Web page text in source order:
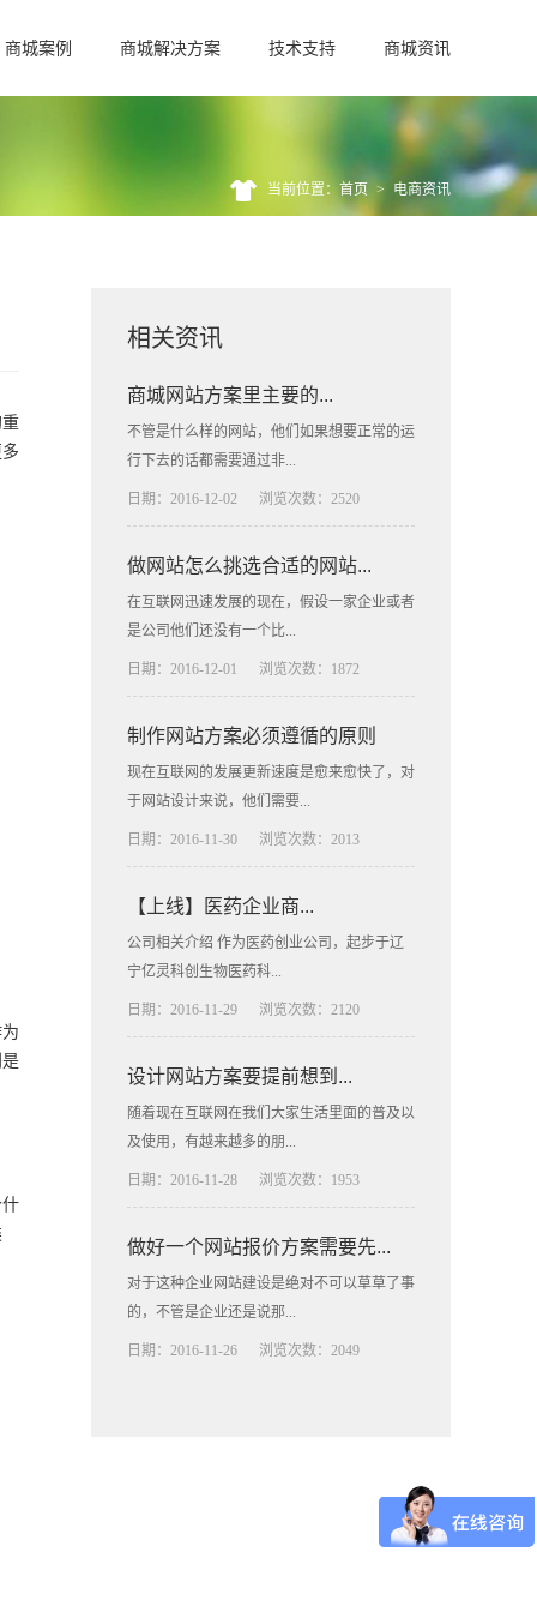
商城案例 商城解决方案 技术支持 商城资讯
当前位置：首页 > 电商资讯
相关资讯
商城网站方案里主要的...
不管是什么样的网站，他们如果想要正常的运
行下去的话都需要通过非...
日期：2016-12-02 浏览次数：2520
做网站怎么挑选合适的网站...
在互联网迅速发展的现在，假设一家企业或者
是公司他们还没有一个比...
日期：2016-12-01 浏览次数：1872
制作网站方案必须遵循的原则
现在互联网的发展更新速度是愈来愈快了，对
于网站设计来说，他们需要...
日期：2016-11-30 浏览次数：2013
【上线】医药企业商...
公司相关介绍 作为医药创业公司，起步于辽
宁亿灵科创生物医药科...
日期：2016-11-29 浏览次数：2120
设计网站方案要提前想到...
随着现在互联网在我们大家生活里面的普及以
及使用，有越来越多的朋...
日期：2016-11-28 浏览次数：1953
做好一个网站报价方案需要先...
对于这种企业网站建设是绝对不可以草草了事
的，不管是企业还是说那...
日期：2016-11-26 浏览次数：2049